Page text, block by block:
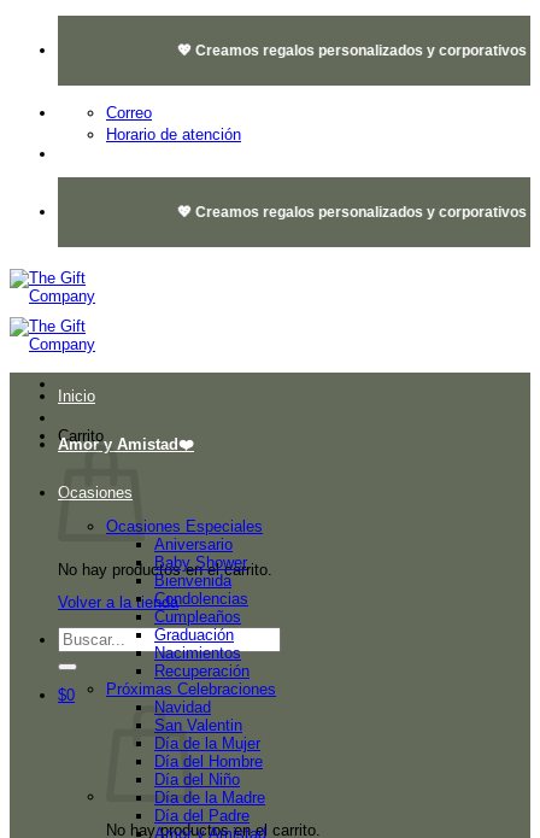
💖 Creamos regalos personalizados y corporativos
Correo
Horario de atención
💖 Creamos regalos personalizados y corporativos
Carrito
No hay productos en el carrito.
Volver a la tienda
Buscar
por:
$0
No hay productos en el carrito.
Inicio
Amor y Amistad❤️
Ocasiones
Ocasiones Especiales
Aniversario
Baby Shower
Bienvenida
Condolencias
Cumpleaños
Graduación
Nacimientos
Recuperación
Próximas Celebraciones
Navidad
San Valentin
Día de la Mujer
Día del Hombre
Día del Niño
Día de la Madre
Día del Padre
Amor y Amistad